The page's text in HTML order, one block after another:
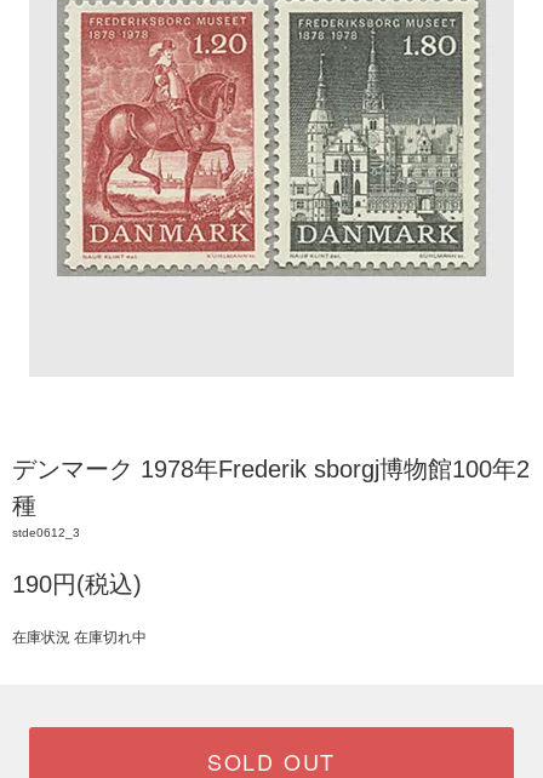
デンマーク 1978年Frederik sborgj博物館100年2
種
stde0612_3
190円(税込)
在庫状況 在庫切れ中
SOLD OUT